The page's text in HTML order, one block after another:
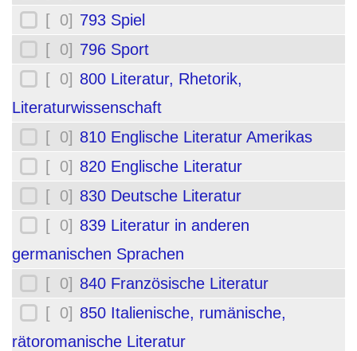
[ 0] 793 Spiel
[ 0] 796 Sport
[ 0] 800 Literatur, Rhetorik,
Literaturwissenschaft
[ 0] 810 Englische Literatur Amerikas
[ 0] 820 Englische Literatur
[ 0] 830 Deutsche Literatur
[ 0] 839 Literatur in anderen
germanischen Sprachen
[ 0] 840 Französische Literatur
[ 0] 850 Italienische, rumänische,
rätoromanische Literatur